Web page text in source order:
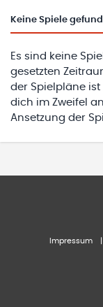
Keine Spiele
Es sind keine
gesetzten
der Spielpläne
dich im Zweifel
Ansetzung der
Impressum